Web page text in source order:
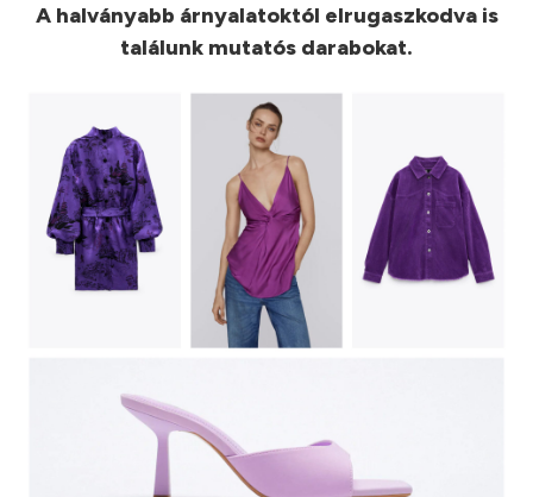
A halványabb árnyalatoktól elrugaszkodva is
találunk mutatós darabokat.